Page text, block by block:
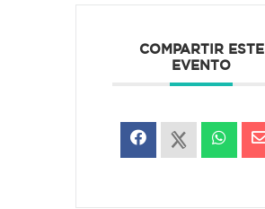
COMPARTIR ESTE
EVENTO